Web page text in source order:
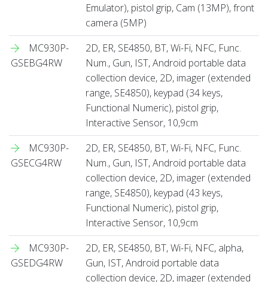
Emulator), pistol grip, Cam (13MP), front
camera (5MP)
MC930P-
GSEBG4RW
2D, ER, SE4850, BT, Wi-Fi, NFC, Func.
Num., Gun, IST, Android portable data
collection device, 2D, imager (extended
range, SE4850), keypad (34 keys,
Functional Numeric), pistol grip,
Interactive Sensor, 10,9cm
MC930P-
GSECG4RW
2D, ER, SE4850, BT, Wi-Fi, NFC, Func.
Num., Gun, IST, Android portable data
collection device, 2D, imager (extended
range, SE4850), keypad (43 keys,
Functional Numeric), pistol grip,
Interactive Sensor, 10,9cm
MC930P-
GSEDG4RW
2D, ER, SE4850, BT, Wi-Fi, NFC, alpha,
Gun, IST, Android portable data
collection device, 2D, imager (extended